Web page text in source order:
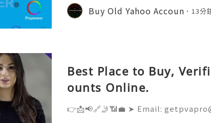
d's leading platforms for
ration. Millions of develo
Buy Old Yahoo Accoun 13分
Best Place to Buy,
ounts Online.
👉📩📢🔗🤳📶💼 ➤ Email: